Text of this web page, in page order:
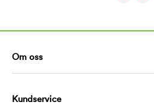
Om oss
Kundservice